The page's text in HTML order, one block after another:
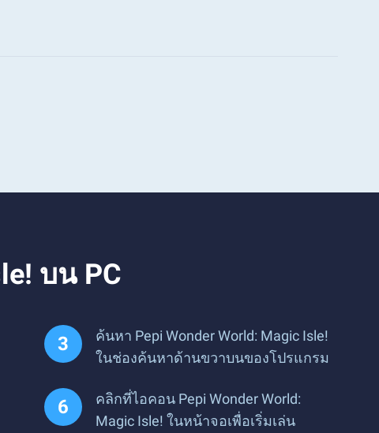
บน PC
ค้นหา Pepi Wonder World: Magic Isle!
ในช่องค้นหาด้านขวาบนของโปรแกรม
คลิกที่ไอคอน Pepi Wonder World:
Magic Isle! ในหน้าจอเพื่อเริ่มเล่น